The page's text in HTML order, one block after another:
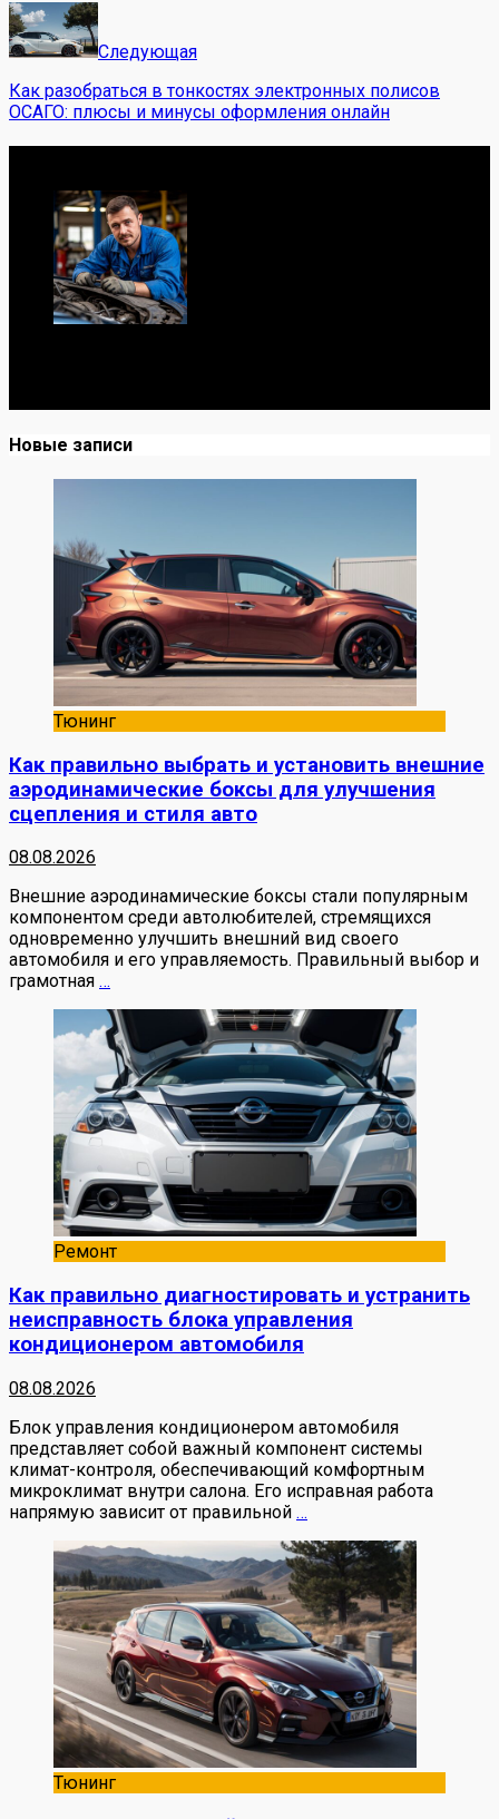
Следующая
Как разобраться в тонкостях электронных полисов
ОСАГО: плюсы и минусы оформления онлайн
Новые записи
Тюнинг
Как правильно выбрать и установить внешние
аэродинамические боксы для улучшения
сцепления и стиля авто
08.08.2026
Внешние аэродинамические боксы стали популярным
компонентом среди автолюбителей, стремящихся
одновременно улучшить внешний вид своего
автомобиля и его управляемость. Правильный выбор и
грамотная …
Ремонт
Как правильно диагностировать и устранить
неисправность блока управления
кондиционером автомобиля
08.08.2026
Блок управления кондиционером автомобиля
представляет собой важный компонент системы
климат-контроля, обеспечивающий комфортным
микроклимат внутри салона. Его исправная работа
напрямую зависит от правильной …
Тюнинг